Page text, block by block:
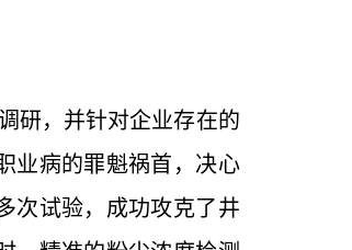
研，并针对企业存在的
业病的罪魁祸首，决心
次试验，成功攻克了井